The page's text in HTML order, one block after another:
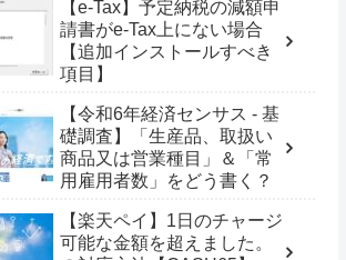
【e-Tax】予定納税の減額申
請書がe-Tax上にない場合
【追加インストールすべき
項目】
【令和6年経済センサス - 基
礎調査】「生産品、取扱い
商品又は営業種目」＆「常
用雇用者数」をどう書く？
【楽天ペイ】1日のチャージ
可能な金額を超えました。